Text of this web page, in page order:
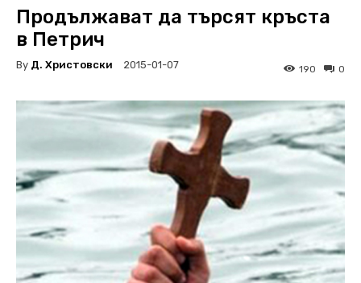
Продължават да търсят кръста
в Петрич
By Д. Христовски 2015-01-07 0
190